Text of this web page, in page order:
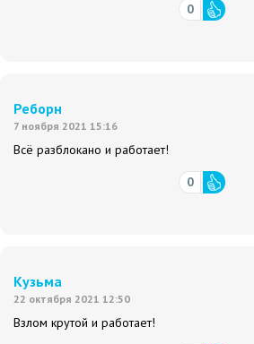
0
Реборн
7 ноября 2021 15:16
Всё разблокано и работает!
0
Кузьма
22 октября 2021 12:50
Взлом крутой и работает!